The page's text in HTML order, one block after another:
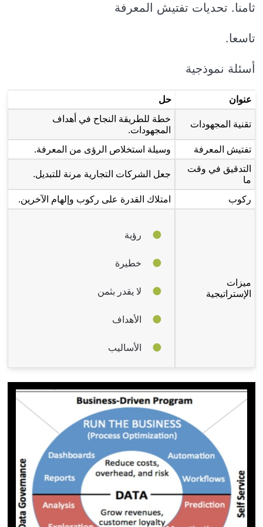
ثامنا. تحديات تفتيش المعرفة
تاسعا.
أسئلة نموذجية
عنوان حل
تقنية المجهودات
خطة للطريقة النجاح في أهداف
المجهودات.
تفتيش المعرفة
وسيلة استخلاص الرؤى من المعرفة.
التدقيق في وقت
ما
جعل الشركات التجارية مرنة للتبديل.
ركوب امتلاك القدرة على ركوب وإلهام الآخرين.
ميزات
الإستراتيجية
رؤية
خطيرة
لا يقدر بثمن
الأهداف
الأساليب